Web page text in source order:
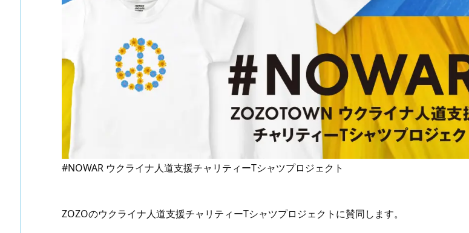
#NOWAR ウクライナ人道支援チャリティーTシャツプロジェクト
ZOZOのウクライナ人道支援チャリティーTシャツプロジェクトに賛同します。